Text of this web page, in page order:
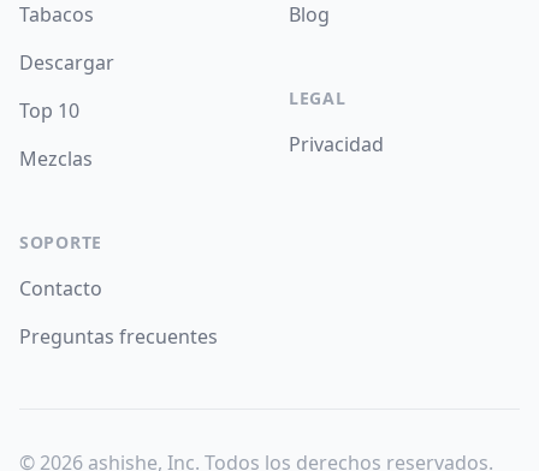
Tabacos
Descargar
Top 10
Mezclas
SOPORTE
Contacto
Preguntas frecuentes
Blog
LEGAL
Privacidad
© 2026 ashishe, Inc. Todos los derechos reservados.